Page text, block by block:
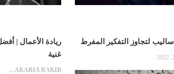
غنية
ZAKARIA RAKIB